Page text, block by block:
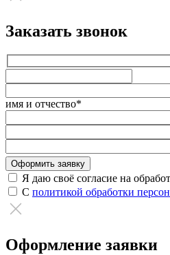
Заказать звонок
это
поле
пустым.
имя и отчество*
Я даю своё согласие на
С политикой обработки
Оформление заявки